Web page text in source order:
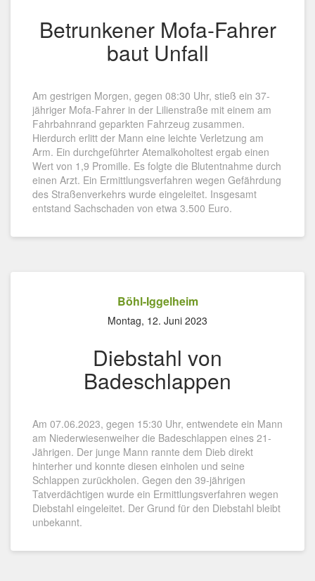
Betrunkener Mofa-Fahrer
baut Unfall
Am gestrigen Morgen, gegen 08:30 Uhr, stieß ein 37-
jähriger Mofa-Fahrer in der Lilienstraße mit einem am
Fahrbahnrand geparkten Fahrzeug zusammen.
Hierdurch erlitt der Mann eine leichte Verletzung am
Arm. Ein durchgeführter Atemalkoholtest ergab einen
Wert von 1,9 Promille. Es folgte die Blutentnahme durch
einen Arzt. Ein Ermittlungsverfahren wegen Gefährdung
des Straßenverkehrs wurde eingeleitet. Insgesamt
entstand Sachschaden von etwa 3.500 Euro.
Böhl-Iggelheim
Montag, 12. Juni 2023
Diebstahl von
Badeschlappen
Am 07.06.2023, gegen 15:30 Uhr, entwendete ein Mann
am Niederwiesenweiher die Badeschlappen eines 21-
Jährigen. Der junge Mann rannte dem Dieb direkt
hinterher und konnte diesen einholen und seine
Schlappen zurückholen. Gegen den 39-jährigen
Tatverdächtigen wurde ein Ermittlungsverfahren wegen
Diebstahl eingeleitet. Der Grund für den Diebstahl bleibt
unbekannt.